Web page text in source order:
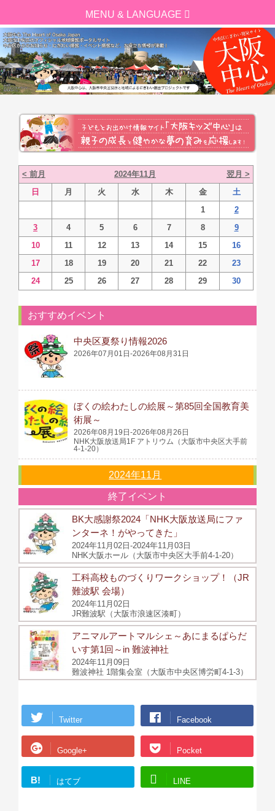
< 前月 2024年11月
翌月 >
日
月 火 水 木 金
土
1
2
3
4 5 6 7 8
9
10
11 12 13 14 15
16
17
18 19 20 21 22
23
24
25 26 27 28 29 30
おすすめイベント
中央区夏祭り情報2026
2026年07月01日-2026年08月31日
ぼくの絵わたしの絵展～第85回全国教育美
術展～
2026年08月19日-2026年08月26日
NHK大阪放送局1F アトリウム（大阪市中央区大手前
4-1-20）
2024年11月
終了イベント
BK大感謝祭2024「NHK大阪放送局にファ
ンターネ！がやってきた」
2024年11月02日-2024年11月03日
NHK大阪ホール（大阪市中央区大手前4-1-20）
工科高校ものづくりワークショップ！（JR
難波駅 会場）
2024年11月02日
JR難波駅（大阪市浪速区湊町）
アニマルアートマルシェ～あにまるぱらだ
いす第1回～in 難波神社
2024年11月09日
難波神社 1階集会室（大阪市中央区博労町4-1-3）
Twitter Facebook
Google+ Pocket
B! はてブ LINE